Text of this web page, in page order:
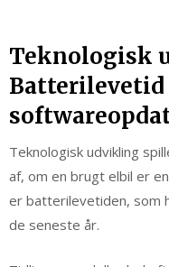
Teknologisk
Batterilevetid
Teknologisk udvikling
af, om en brugt elbil er
er batterilevetiden, som
de seneste år.